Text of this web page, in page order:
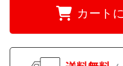
カート
ハクビシン対策
タヌキ対策
アナグマ対策